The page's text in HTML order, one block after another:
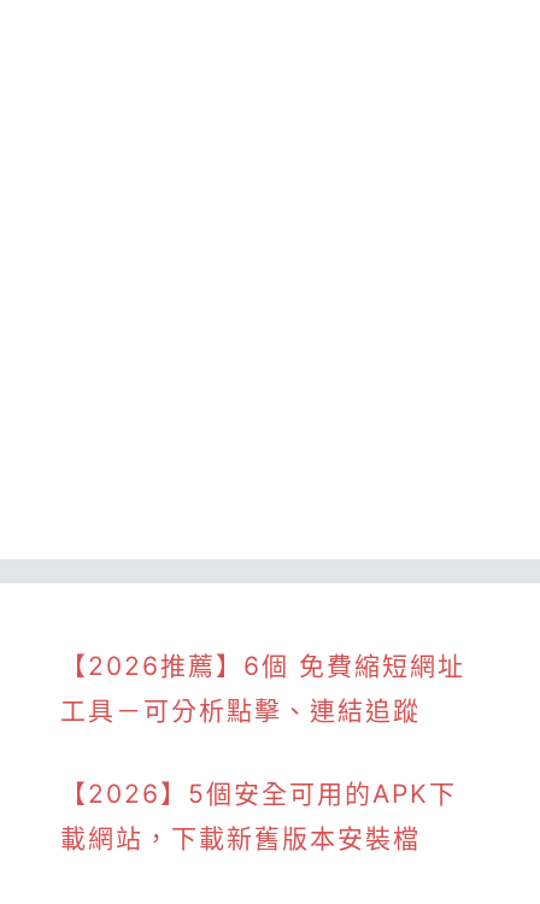
【2026推薦】6個 免費縮短網址
工具－可分析點擊、連結追蹤
【2026】5個安全可用的APK下
載網站，下載新舊版本安裝檔